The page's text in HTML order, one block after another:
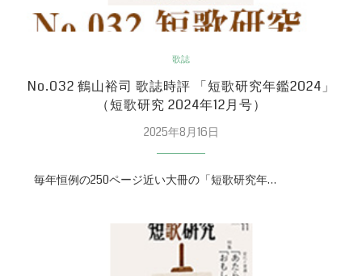
歌誌
No.032 鶴山裕司 歌誌時評 「短歌研究年鑑2024」
（短歌研究 2024年12月号）
2025年8月16日
毎年恒例の250ページ近い大冊の「短歌研究年…